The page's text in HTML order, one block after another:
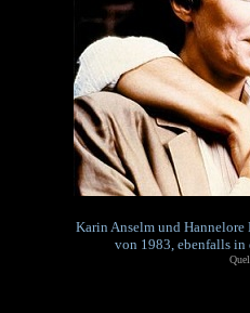
Karin Anselm und Hannelore
von 1983, ebenfalls in